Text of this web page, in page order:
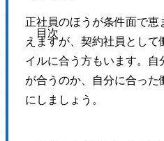
正社員のほうが条件面で恵
えますが、契約社員として
イルに合う方もいます。自
が合うのか、自分に合った
にしましょう。
<link rel='stylesheet' id='wp-block-
<link rel='stylesheet'
<link rel='stylesheet' id='sb-type-
<link rel='stylesheet' id='sb-type-